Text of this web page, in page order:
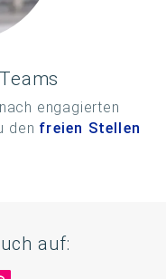
engagierten
den freien Stellen
auf: